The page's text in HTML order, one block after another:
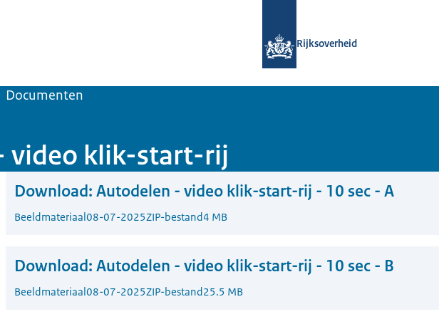
Rijksoverheid
Documenten
video klik-start-rij
Download: Autodelen - video klik-start-rij - 10 sec - A
Beeldmateriaal08-07-2025ZIP-bestand4 MB
Download: Autodelen - video klik-start-rij - 10 sec - B
Beeldmateriaal08-07-2025ZIP-bestand25.5 MB